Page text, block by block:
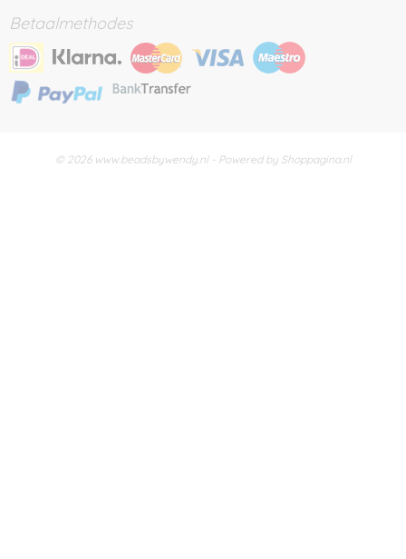
Betaalmethodes
© 2026 www.beadsbywendy.nl - Powered by Shoppagina.nl